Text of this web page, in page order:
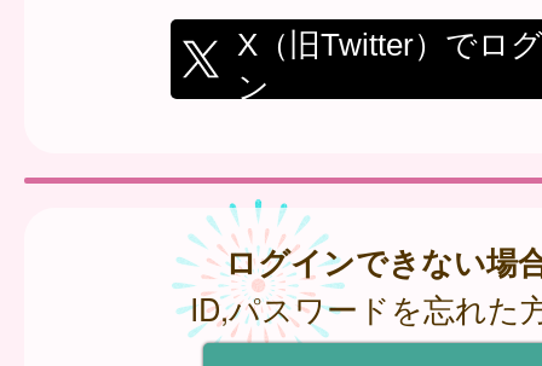
X（旧Twitter）でロ
ン
ログインできない場
ID,パスワードを忘れた